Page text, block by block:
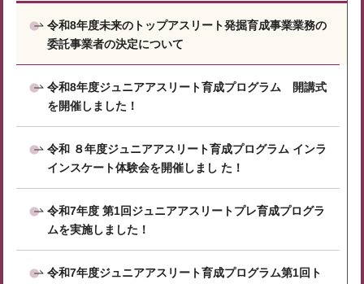
令和8年度未来のトップアスリート発掘育成事業業務の
委託事業者の決定について
令和8年度ジュニアアスリート育成プログラム 開講式
を開催しました！
令和 ８年度ジュニアアスリート育成プログラム インラ
インスケート体験会を開催しまし た！
令和7年度 第1回ジュニアアスリートプレ育成プログラ
ムを実施しました！
令和7年度ジュニアアスリート育成プログラム第1回ト